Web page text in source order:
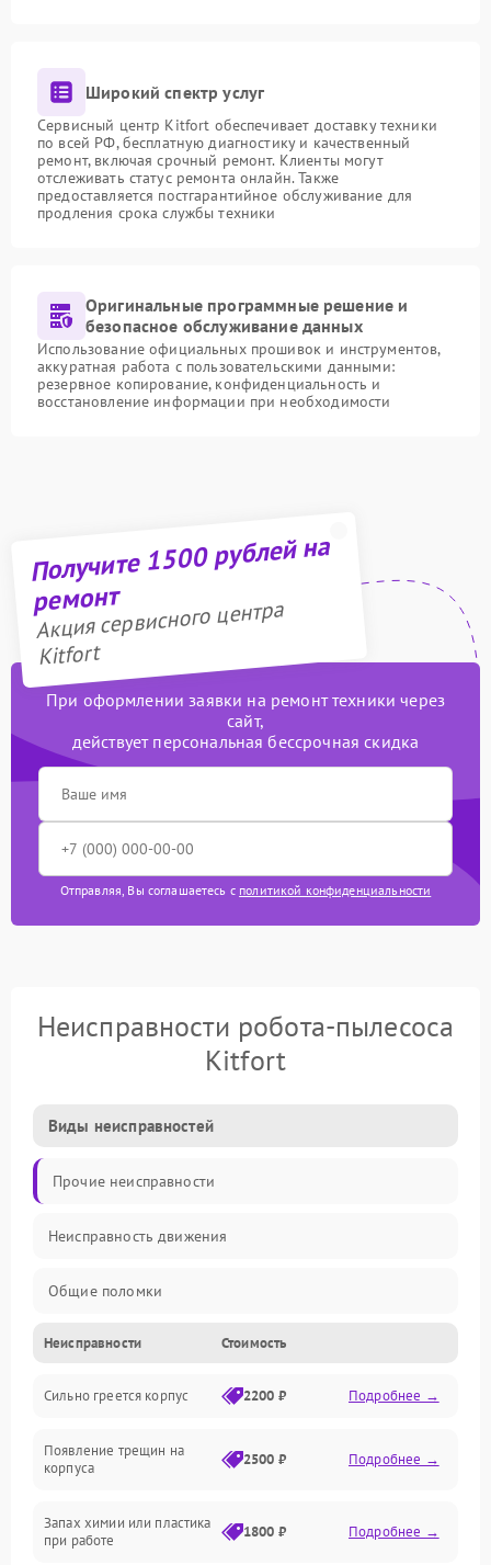
Широкий спектр услуг
Сервисный центр Kitfort обеспечивает доставку техники
по всей РФ, бесплатную диагностику и качественный
ремонт, включая срочный ремонт. Клиенты могут
отслеживать статус ремонта онлайн. Также
предоставляется постгарантийное обслуживание для
продления срока службы техники
Оригинальные программные решение и
безопасное обслуживание данных
Использование официальных прошивок и инструментов,
аккуратная работа с пользовательскими данными:
резервное копирование, конфиденциальность и
восстановление информации при необходимости
Получите 1500 рублей на
ремонт
Акция сервисного центра
Kitfort
При оформлении заявки на ремонт техники через
сайт,
действует персональная бессрочная скидка
Отправляя, Вы соглашаетесь с политикой конфиденциальности
Неисправности робота-пылесоса
Kitfort
Виды неисправностей
Прочие неисправности
Неисправность движения
Общие поломки
Неисправность датчиков
Неисправность программного обеспечения
Проблемы с сигналом
Неисправности Стоимость
Сильно греется корпус 2200 ₽ Подробнее →
Появление трещин на
корпуса
2500 ₽ Подробнее →
Запах химии или пластика
при работе
1800 ₽ Подробнее →